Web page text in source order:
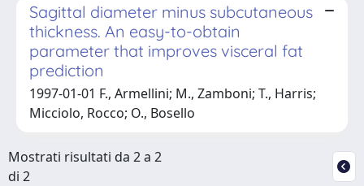
Sagittal diameter minus subcutaneous
thickness. An easy-to-obtain
parameter that improves visceral fat
prediction
1997-01-01 F., Armellini; M., Zamboni; T., Harris;
Micciolo, Rocco; O., Bosello
Mostrati risultati da 2 a 2
di 2